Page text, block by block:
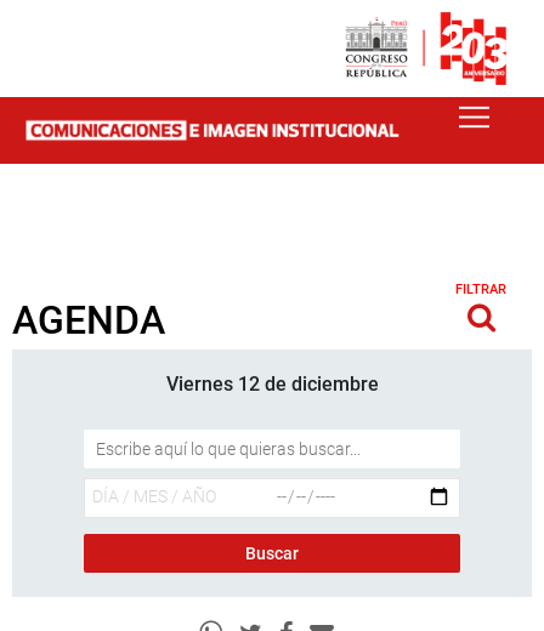
AGENDA
FILTRAR
Viernes 12 de diciembre